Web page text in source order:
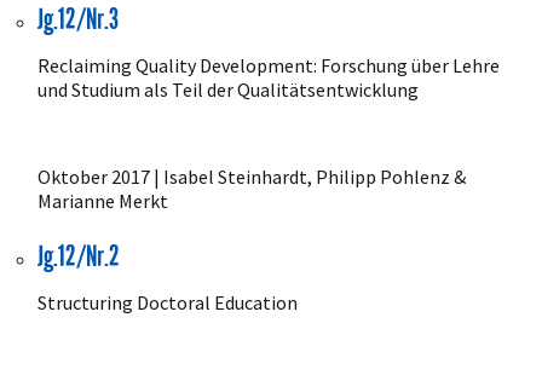
Jg.12/Nr.3
Reclaiming Quality Development: Forschung über Lehre
und Studium als Teil der Qualitätsentwicklung
Oktober 2017 | Isabel Steinhardt, Philipp Pohlenz &
Marianne Merkt
Jg.12/Nr.2
Structuring Doctoral Education